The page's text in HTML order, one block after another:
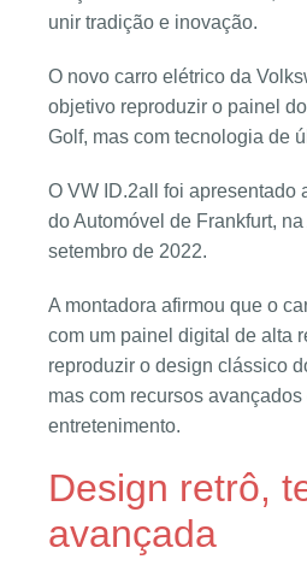
unir tradição e inovação.
O novo carro elétrico da
objetivo reproduzir o painel
Golf, mas com tecnologia de
O VW ID.2all foi apresentado
do Automóvel de Frankfurt,
setembro de 2022.
A montadora afirmou que o
com um painel digital de alta
reproduzir o design clássico
mas com recursos
entretenimento.
Design retrô,
avançada